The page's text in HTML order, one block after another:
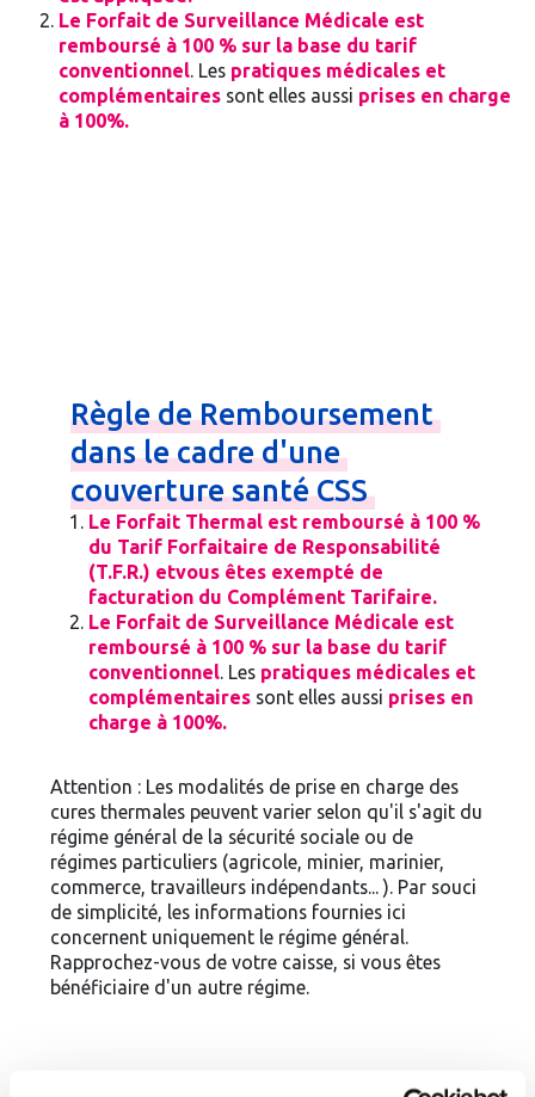
Le Forfait de Surveillance Médicale est
remboursé à 100 % sur la base du tarif
conventionnel. Les pratiques médicales et
complémentaires sont elles aussi prises en charge
à 100%.
RègledeRemboursement
danslecadred'une
couverturesantéCSS
Le Forfait Thermal est remboursé à 100 %
du Tarif Forfaitaire de Responsabilité
(T.F.R.) etvous êtes exempté de
facturation du Complément Tarifaire.
Le Forfait de Surveillance Médicale est
remboursé à 100 % sur la base du tarif
conventionnel . Les pratiques médicales et
complémentaires sont elles aussi prises en
charge à 100%.
Attention : Les modalités de prise en charge des
cures thermales peuvent varier selon qu'il s'agit du
régime général de la sécurité sociale ou de
régimes particuliers (agricole, minier, marinier,
commerce, travailleurs indépendants... ). Par souci
de simplicité, les informations fournies ici
concernent uniquement le régime général.
Rapprochez-vous de votre caisse, si vous êtes
bénéficiaire d'un autre régime.